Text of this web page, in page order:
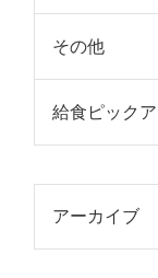
その他
給食ピック
アーカイブ